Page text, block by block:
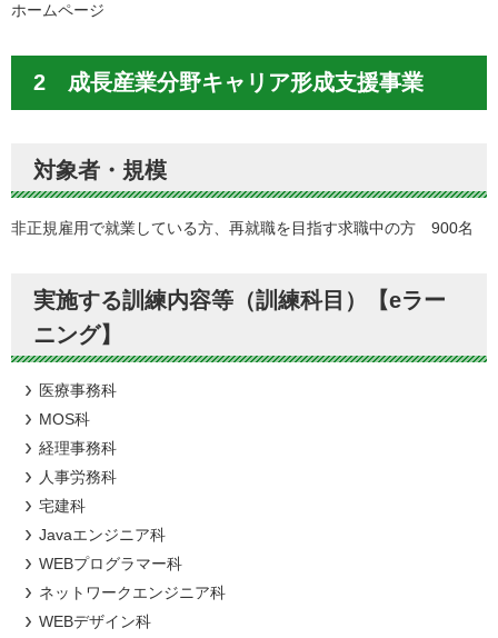
ホームページ
2 成長産業分野キャリア形成支援事業
対象者・規模
非正規雇用で就業している方、再就職を目指す求職中の方 900名
実施する訓練内容等（訓練科目）【eラー
ニング】
医療事務科
MOS科
経理事務科
人事労務科
宅建科
Javaエンジニア科
WEBプログラマー科
ネットワークエンジニア科
WEBデザイン科